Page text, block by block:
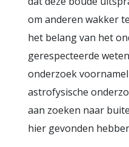
om anderen wakker
het belang van het
gerespecteerde
onderzoek
astrofysische
aan zoeken naar
hier gevonden